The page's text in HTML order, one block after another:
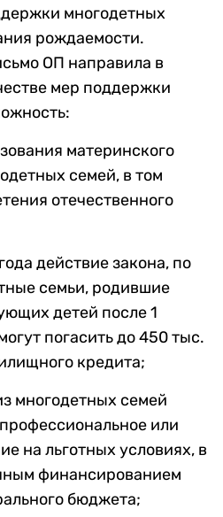
многодетных
рождаемости.
ОП направила в
мер поддержки
материнского
семей, в том
отечественного
действие закона, по
семьи, родившие
детей после 1
погасить до 450 тыс.
кредита;
многодетных семей
или
на льготных условиях, в
финансированием
бюджета;